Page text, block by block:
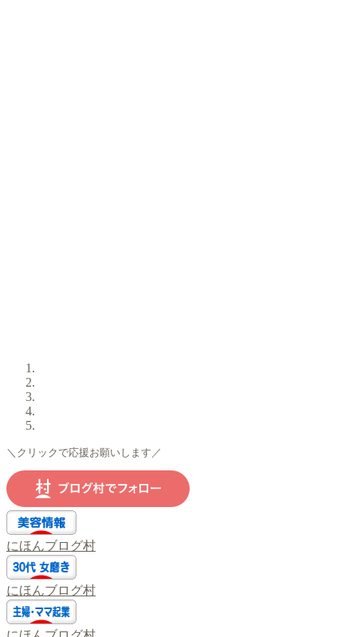
＼クリックで応援お願いします／
にほんブログ村
にほんブログ村